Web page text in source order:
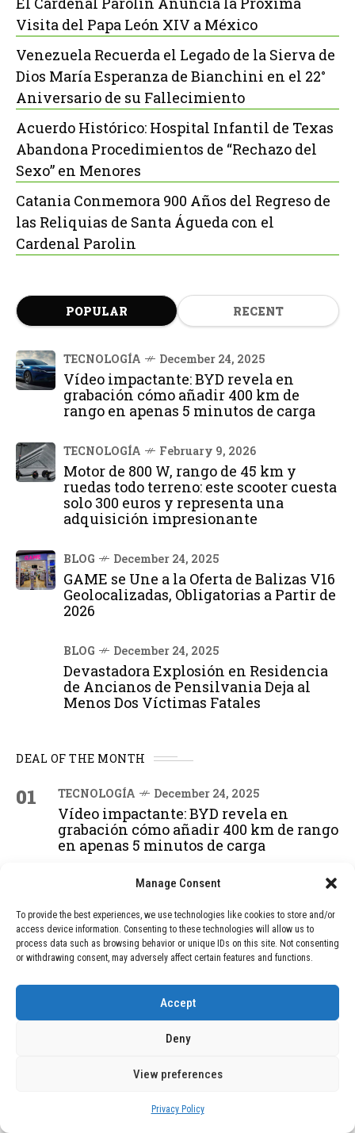
Manage Consent
To provide the best experiences, we use technologies like cookies to store and/or
access device information. Consenting to these technologies will allow us to
process data such as browsing behavior or unique IDs on this site. Not consenting
or withdrawing consent, may adversely affect certain features and functions.
Accept
Deny
View preferences
Privacy Policy
Visita del Papa León XIV a México
Venezuela Recuerda el Legado de la Sierva de
Dios María Esperanza de Bianchini en el 22°
Aniversario de su Fallecimiento
Acuerdo Histórico: Hospital Infantil de Texas
Abandona Procedimientos de “Rechazo del
Sexo” en Menores
Catania Conmemora 900 Años del Regreso de
las Reliquias de Santa Águeda con el
Cardenal Parolin
POPULAR RECENT
TECNOLOGÍA December 24, 2025
Vídeo impactante: BYD revela en
grabación cómo añadir 400 km de
rango en apenas 5 minutos de carga
TECNOLOGÍA February 9, 2026
Motor de 800 W, rango de 45 km y
ruedas todo terreno: este scooter cuesta
solo 300 euros y representa una
adquisición impresionante
BLOG December 24, 2025
GAME se Une a la Oferta de Balizas V16
Geolocalizadas, Obligatorias a Partir de
2026
BLOG December 24, 2025
Devastadora Explosión en Residencia
de Ancianos de Pensilvania Deja al
Menos Dos Víctimas Fatales
DEAL OF THE MONTH
01 TECNOLOGÍA December 24, 2025
Vídeo impactante: BYD revela en
grabación cómo añadir 400 km de rango
en apenas 5 minutos de carga
02
Motor de 800 W, rango de 45 km y
ruedas todo terreno: este scooter cuesta
solo 300 euros y representa una
GAME se Une a la Oferta de Balizas V16